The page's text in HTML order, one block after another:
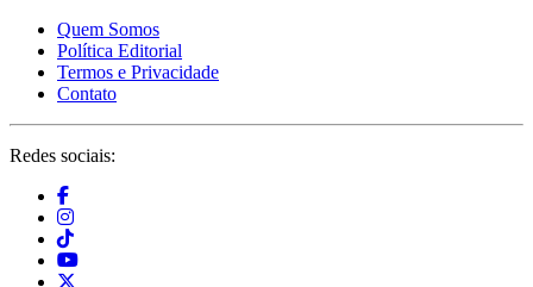
Quem Somos
Política Editorial
Termos e Privacidade
Contato
Redes sociais: